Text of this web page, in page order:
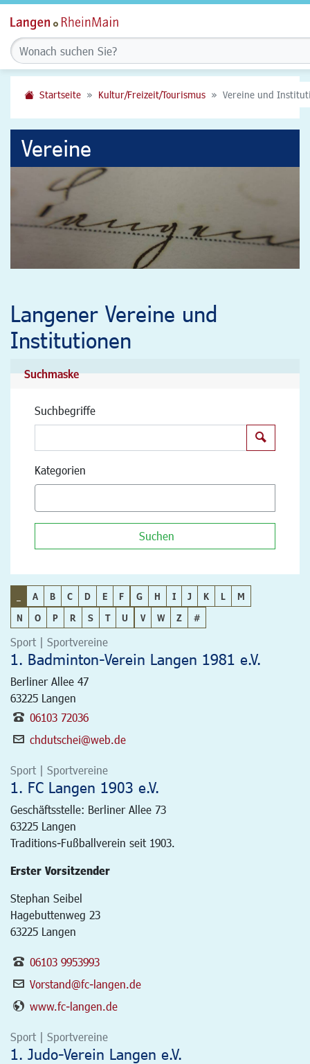
Startseite Kultur/Freizeit/Tourismus Vereine und
Vereine
Langener Vereine und
Institutionen
Suchmaske
Suchbegriffe
Kategorien
Suchen
A B C D E F G H I J K L
M
N
O P R S T U V W Z #
Sport | Sportvereine
1. Badminton-Verein Langen 1981 e.V.
Berliner Allee 47
63225 Langen
06103 72036
chdutschei@web.de
Sport | Sportvereine
1. FC Langen 1903 e.V.
Geschäftsstelle: Berliner Allee 73
63225 Langen
Traditions-Fußballverein seit 1903.
Erster Vorsitzender
Stephan Seibel
Hagebuttenweg 23
63225 Langen
06103 9953993
Vorstand@fc-langen.de
www.fc-langen.de
Sport | Sportvereine
1. Judo-Verein Langen e.V.